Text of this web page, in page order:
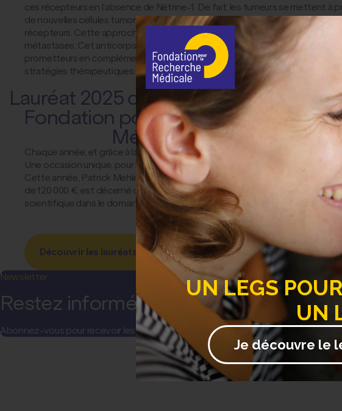
ces récepteurs en l’absence de Nétrine-1. De fait, les tumeurs se mettent
de nouvelles cellules tumorales. Cette découverte mène à la création
récepteurs. Cette approche innovante réactive ainsi le signal de mort
métastases. Cet anticorps est testé aujourd’hui dans plusieurs essais
prometteurs en complément des traitements existants. Une magnifique
stratégies thérapeutiques innovantes.
Lauréat 2025 du Grand Prix de la
Fondation pour la Recherche
Médicale
Chaque année, et grâce à la générosité de donateurs, la Fondation pour la
Une occasion unique, pour la FRM, demettre en lumière des scientifiques
Cette année, Patrick Mehlen est lauréat duGrand Prix de la Fondation
de 120 000 €, est décerné chaque année. Il honore une personnalité du
scientifique dans le domaine médical. Le lauréat du Grand Prix est désigné
Découvrir les lauréats 2025 des Prix de la FRM
Newsletter
Restez informé(e) !
Abonnez-vous pour recevoir les actualités et communications de la FRM, les
UN LEGS
UN
Je découvre le